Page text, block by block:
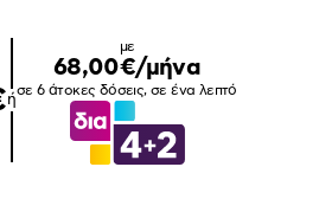
ή
με
68,00€/μήνα
σε 6 άτοκες δόσεις, σε ένα λεπτό